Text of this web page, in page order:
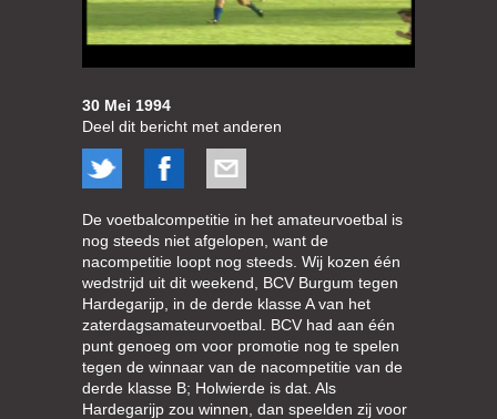
30 Mei 1994
Deel dit bericht met anderen
De voetbalcompetitie in het amateurvoetbal is
nog steeds niet afgelopen, want de
nacompetitie loopt nog steeds. Wij kozen één
wedstrijd uit dit weekend, BCV Burgum tegen
Hardegarijp, in de derde klasse A van het
zaterdagsamateurvoetbal. BCV had aan één
punt genoeg om voor promotie nog te spelen
tegen de winnaar van de nacompetitie van de
derde klasse B; Holwierde is dat. Als
Hardegarijp zou winnen, dan speelden zij voor